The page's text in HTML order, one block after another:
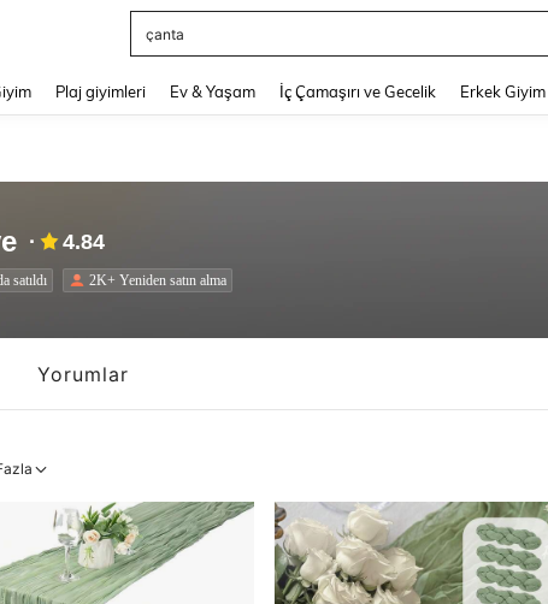
squshy
Plaj giyimleri Ev & Yaşam İç Çamaşırı ve Gecelik Erkek Giyim
4.84
satıldı 2K+ Yeniden satın alma
Yorumlar